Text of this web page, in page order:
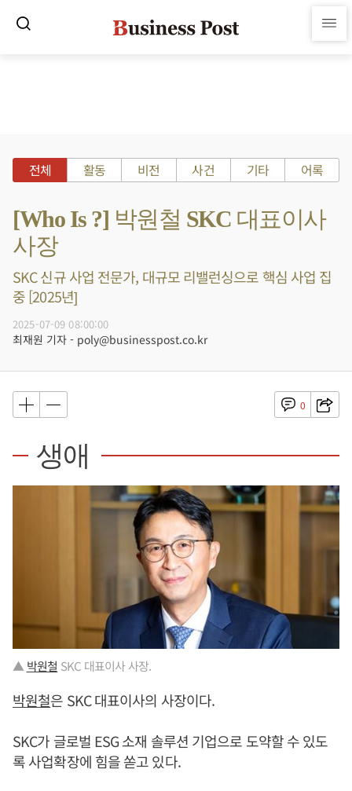
전체 활동 비전 사건 기타 어록
[Who Is ?] 박원철 SKC 대표이사
사장
SKC 신규 사업 전문가, 대규모 리밸런싱으로 핵심 사업 집
중 [2025년]
2025-07-09 08:00:00
최재원 기자 - poly@businesspost.co.kr
0
생애
▲ 박원철 SKC 대표이사 사장.
박원철은 SKC 대표이사의 사장이다.
SKC가 글로벌 ESG 소재 솔루션 기업으로 도약할 수 있도
록 사업확장에 힘을 쏟고 있다.